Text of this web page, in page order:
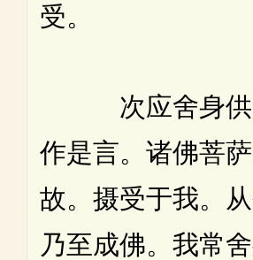
受。
次应舍身供
作是言。诸佛菩
故。摄受于我。
乃至成佛。我常